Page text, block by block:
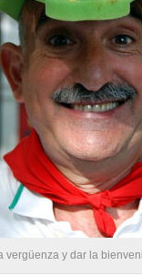
vergüenza y dar la